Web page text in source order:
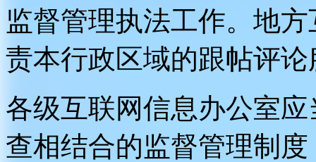
监督管理执法工作。地
责本行政区域的跟帖评
各级互联网信息办公室
查相结合的监督管理制